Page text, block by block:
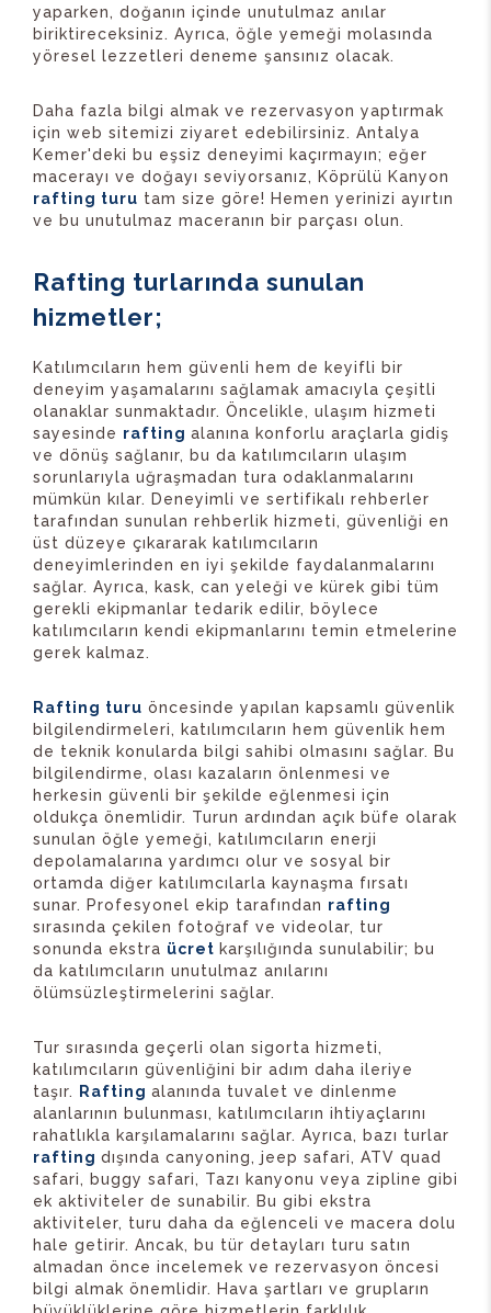
yaparken, doğanın içinde unutulmaz anılar
biriktireceksiniz. Ayrıca, öğle yemeği molasında
yöresel lezzetleri deneme şansınız olacak.
Daha fazla bilgi almak ve rezervasyon yaptırmak
için web sitemizi ziyaret edebilirsiniz. Antalya
Kemer'deki bu eşsiz deneyimi kaçırmayın; eğer
macerayı ve doğayı seviyorsanız, Köprülü Kanyon
rafting turu tam size göre! Hemen yerinizi ayırtın
ve bu unutulmaz maceranın bir parçası olun.
Rafting turlarında sunulan
hizmetler;
Katılımcıların hem güvenli hem de keyifli bir
deneyim yaşamalarını sağlamak amacıyla çeşitli
olanaklar sunmaktadır. Öncelikle, ulaşım hizmeti
sayesinde rafting alanına konforlu araçlarla gidiş
ve dönüş sağlanır, bu da katılımcıların ulaşım
sorunlarıyla uğraşmadan tura odaklanmalarını
mümkün kılar. Deneyimli ve sertifikalı rehberler
tarafından sunulan rehberlik hizmeti, güvenliği en
üst düzeye çıkararak katılımcıların
deneyimlerinden en iyi şekilde faydalanmalarını
sağlar. Ayrıca, kask, can yeleği ve kürek gibi tüm
gerekli ekipmanlar tedarik edilir, böylece
katılımcıların kendi ekipmanlarını temin etmelerine
gerek kalmaz.
Rafting turu öncesinde yapılan kapsamlı güvenlik
bilgilendirmeleri, katılımcıların hem güvenlik hem
de teknik konularda bilgi sahibi olmasını sağlar. Bu
bilgilendirme, olası kazaların önlenmesi ve
herkesin güvenli bir şekilde eğlenmesi için
oldukça önemlidir. Turun ardından açık büfe olarak
sunulan öğle yemeği, katılımcıların enerji
depolamalarına yardımcı olur ve sosyal bir
ortamda diğer katılımcılarla kaynaşma fırsatı
sunar. Profesyonel ekip tarafından rafting
sırasında çekilen fotoğraf ve videolar, tur
sonunda ekstra ücret karşılığında sunulabilir; bu
da katılımcıların unutulmaz anılarını
ölümsüzleştirmelerini sağlar.
Tur sırasında geçerli olan sigorta hizmeti,
katılımcıların güvenliğini bir adım daha ileriye
taşır.
Rafting alanında tuvalet ve dinlenme
alanlarının bulunması, katılımcıların ihtiyaçlarını
rahatlıkla karşılamalarını sağlar. Ayrıca, bazı turlar
rafting dışında canyoning, jeep safari, ATV quad
safari, buggy safari, Tazı kanyonu veya zipline gibi
ek aktiviteler de sunabilir. Bu gibi ekstra
aktiviteler, turu daha da eğlenceli ve macera dolu
hale getirir. Ancak, bu tür detayları turu satın
almadan önce incelemek ve rezervasyon öncesi
bilgi almak önemlidir. Hava şartları ve grupların